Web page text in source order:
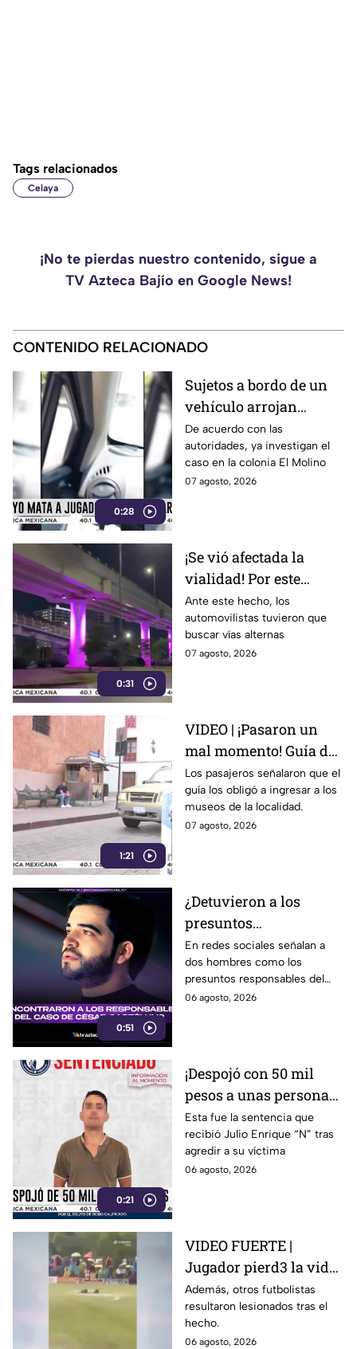
Tags relacionados
Celaya
¡No te pierdas nuestro contenido, sigue a
TV Azteca Bajío en Google News!
CONTENIDO RELACIONADO
0:28
Sujetos a bordo de un
vehículo arrojan
objetos peatones y
ciclistas en este punto
en León
De acuerdo con las
autoridades, ya investigan el
caso en la colonia El Molino
07 agosto, 2026
0:31
¡Se vió afectada la
vialidad! Por este
motivo cerraron el
Distribuidor Vial Juan
Pablo II en León
Ante este hecho, los
automovilistas tuvieron que
buscar vías alternas
07 agosto, 2026
1:21
VIDEO | ¡Pasaron un
mal momento! Guía de
turistas causa
indignación en
Guanajuato Capital
Los pasajeros señalaron que el
guía los obligó a ingresar a los
museos de la localidad.
07 agosto, 2026
0:51
¿Detuvieron a los
presuntos
responsables del caso
de César Gastélum?
Esto sabemos
En redes sociales señalan a
dos hombres como los
presuntos responsables del
hecho.
06 agosto, 2026
0:21
¡Despojó con 50 mil
pesos a unas personas
en Irapuato! Así fue
detenido el presunto
responsable
Esta fue la sentencia que
recibió Julio Enrique “N” tras
agredir a su víctima
06 agosto, 2026
VIDEO FUERTE |
Jugador pierd3 la vid4
tras ser alcanzado por
un rayo en pleno
partido
Además, otros futbolistas
resultaron lesionados tras el
hecho.
06 agosto, 2026